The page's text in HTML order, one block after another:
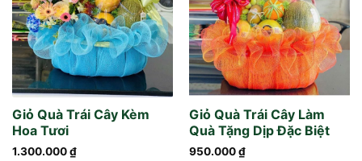
Giỏ Quà Trái Cây Kèm
Hoa Tươi
1.300.000₫
Giỏ Quà Trái Cây Làm
Quà Tặng Dịp Đặc Biệt
950.000₫